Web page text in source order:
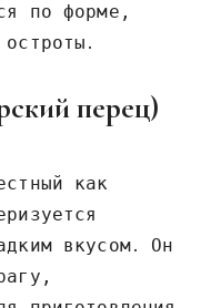
по форме,
перец)
как
вкусом․ Он